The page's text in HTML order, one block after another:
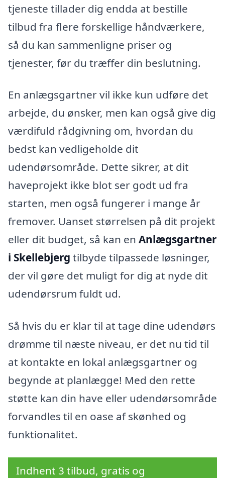
tjeneste tillader dig endda at bestille
tilbud fra flere forskellige håndværkere,
så du kan sammenligne priser og
tjenester, før du træffer din beslutning.
En anlægsgartner vil ikke kun udføre det
arbejde, du ønsker, men kan også give dig
værdifuld rådgivning om, hvordan du
bedst kan vedligeholde dit
udendørsområde. Dette sikrer, at dit
haveprojekt ikke blot ser godt ud fra
starten, men også fungerer i mange år
fremover. Uanset størrelsen på dit projekt
eller dit budget, så kan en Anlægsgartner
i Skellebjerg tilbyde tilpassede løsninger,
der vil gøre det muligt for dig at nyde dit
udendørsrum fuldt ud.
Så hvis du er klar til at tage dine udendørs
drømme til næste niveau, er det nu tid til
at kontakte en lokal anlægsgartner og
begynde at planlægge! Med den rette
støtte kan din have eller udendørsområde
forvandles til en oase af skønhed og
funktionalitet.
Indhent 3 tilbud, gratis og